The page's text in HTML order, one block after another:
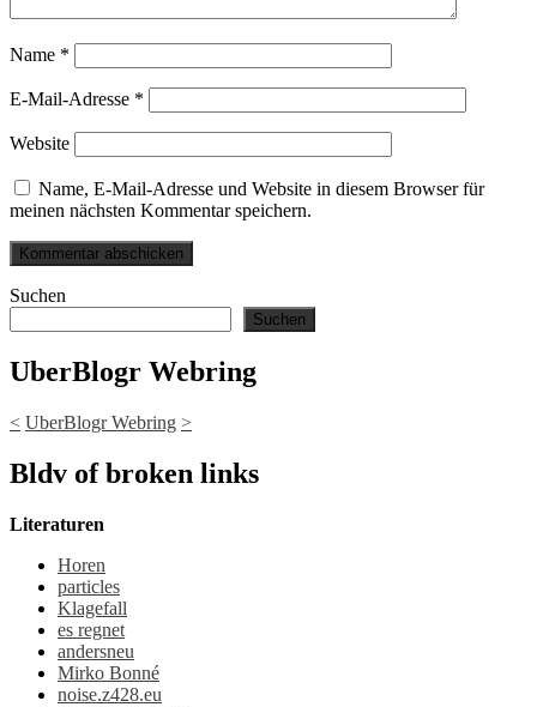
Name *
E-Mail-Adresse *
Website
Name, E-Mail-Adresse und Website in diesem Browser für
meinen nächsten Kommentar speichern.
Suchen
Suchen
UberBlogr Webring
< UberBlogr Webring >
Bldv of broken links
Literaturen
Horen
particles
Klagefall
es regnet
andersneu
Mirko Bonné
noise.z428.eu